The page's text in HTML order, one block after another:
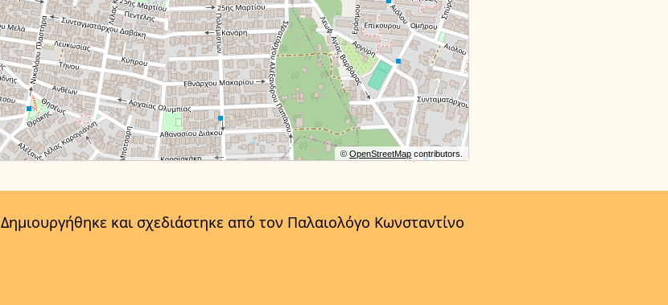
©OpenStreetMap contributors.
Δημιουργήθηκε και σχεδιάστηκε από τον Παλαιολόγο Κωνσταντίνο